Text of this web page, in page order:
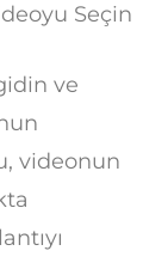
Seçin
ve
videonun